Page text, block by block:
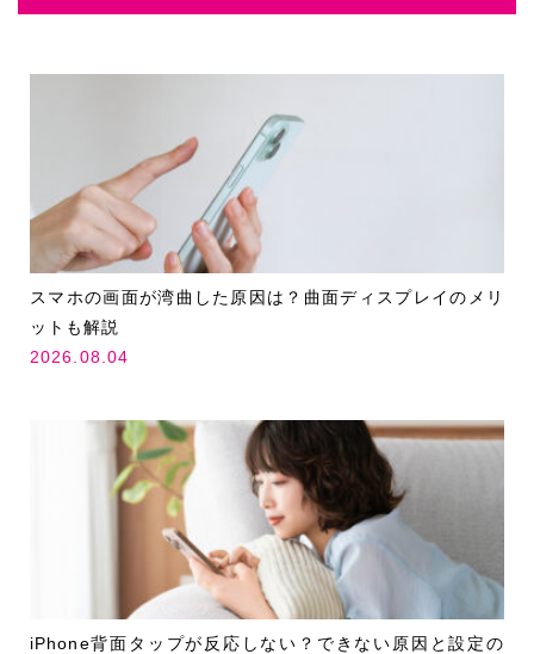
スマホの画面が湾曲した原因は？曲面ディスプレイのメリ
ットも解説
2026.08.04
iPhone背面タップが反応しない？できない原因と設定の